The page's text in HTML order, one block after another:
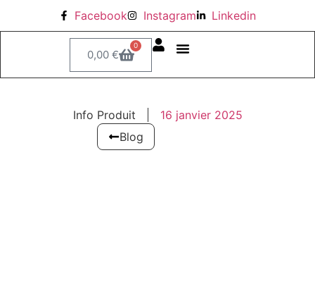
Facebook Instagram Linkedin
0,00€
0
Info Produit
16 janvier 2025
Blog